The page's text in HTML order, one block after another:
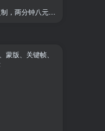
，无限做，执行就有收入